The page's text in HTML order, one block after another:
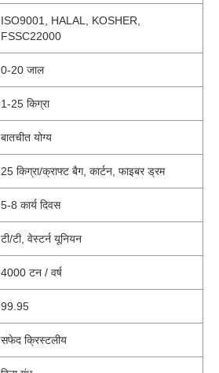
ISO9001, HALAL, KOSHER,
FSSC22000
0-20 जाल
1-25 किग्रा
बातचीत योग्य
25 किग्रा/क्राफ्ट बैग, कार्टन, फाइबर ड्रम
5-8 कार्य दिवस
टी/टी, वेस्टर्न यूनियन
4000 टन / वर्ष
99.95
सफेद क्रिस्टलीय